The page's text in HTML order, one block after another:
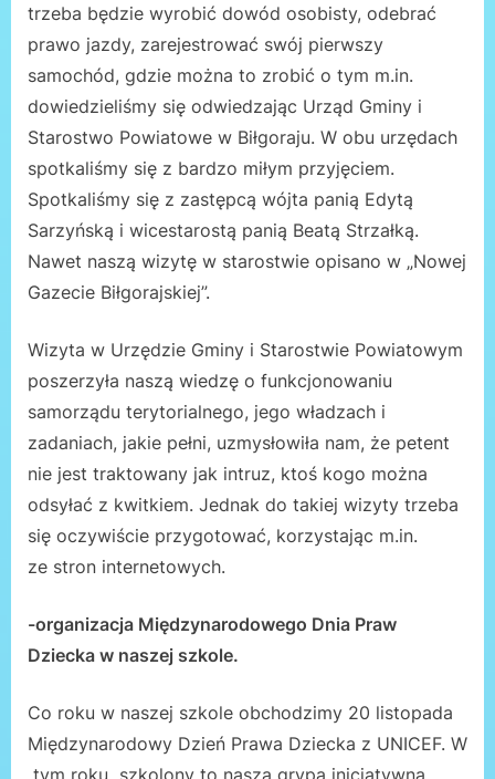
trzeba będzie wyrobić dowód osobisty, odebrać
prawo jazdy, zarejestrować swój pierwszy
samochód, gdzie można to zrobić o tym m.in.
dowiedzieliśmy się odwiedzając Urząd Gminy i
Starostwo Powiatowe w Biłgoraju. W obu urzędach
spotkaliśmy się z bardzo miłym przyjęciem.
Spotkaliśmy się z zastępcą wójta panią Edytą
Sarzyńską i wicestarostą panią Beatą Strzałką.
Nawet naszą wizytę w starostwie opisano w „Nowej
Gazecie Biłgorajskiej”.
Wizyta w Urzędzie Gminy i Starostwie Powiatowym
poszerzyła naszą wiedzę o funkcjonowaniu
samorządu terytorialnego, jego władzach i
zadaniach, jakie pełni, uzmysłowiła nam, że petent
nie jest traktowany jak intruz, ktoś kogo można
odsyłać z kwitkiem. Jednak do takiej wizyty trzeba
się oczywiście przygotować, korzystając m.in.
ze stron internetowych.
-organizacja Międzynarodowego Dnia Praw
Dziecka w naszej szkole.
Co roku w naszej szkole obchodzimy 20 listopada
Międzynarodowy Dzień Prawa Dziecka z UNICEF. W
tym roku szkolony to nasza grypa inicjatywna